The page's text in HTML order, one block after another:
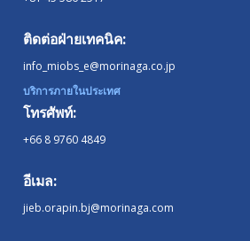
ติดต่อฝ่ายเทคนิค:
info_miobs_e@morinaga.co.jp
บริการภายในประเทศ
โทรศัพท์:
+66 8 9760 4849
อีเมล:
jieb.orapin.bj@morinaga.com